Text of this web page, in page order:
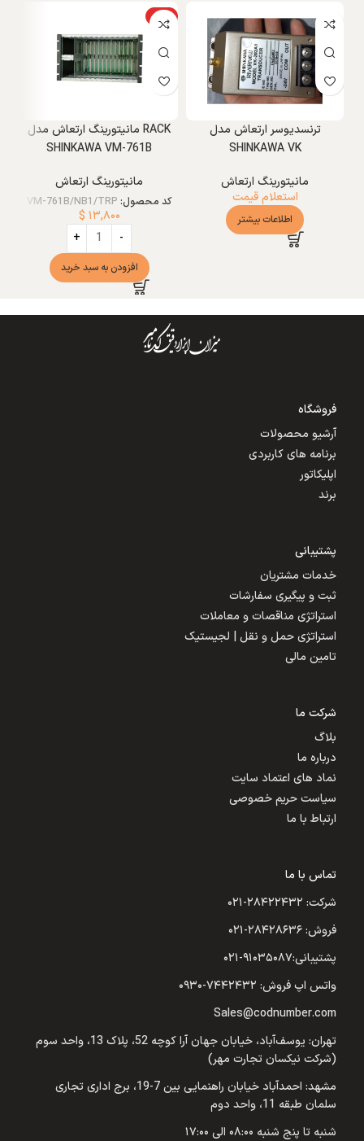
ترنسدیوسر ارتعاش مدل
SHINKAWA VK
مانیتورینگ ارتعاش
استعلام قیمت
اطلاعات بیشتر
ویژه
RACK مانیتورینگ ارتعاش مدل
SHINKAWA VM-761B
مانیتورینگ ارتعاش
کد محصول: VM-761B/NB1/TRP
$ ۱۳,۸۰۰
افزودن به سبد خرید
فروشگاه
آرشیو محصولات
برنامه های کاربردی
اپلیکاتور
برند
پشتیبانی
خدمات مشتریان
ثبت و پیگیری سفارشات
استراتژی مناقصات و معاملات
استراتژی حمل و نقل | لجیستیک
تامین مالی
شرکت ما
بلاگ
درباره ما
نماد های اعتماد سایت
سیاست حریم خصوصی
ارتباط با ما
تماس با ما
شرکت: ۲۸۴۲۲۴۳۲-۰۲۱
فروش: ۲۸۴۲۸۶۳۶-۰۲۱
پشتیبانی:۹۱۰۳۵۰۸۷-۰۲۱
واتس اپ فروش: ۷۴۴۲۴۳۲-۰۹۳۰
Sales@codnumber.com
تهران: یوسف‌آباد، خیابان جهان آرا کوچه 52، پلاک 13، واحد سوم
(شرکت نیکسان تجارت مهر)
مشهد: احمدآباد خیابان راهنمایی بین 7-19، برج اداری تجاری
سلمان طبقه 11، واحد دوم
شنبه تا پنج شنبه ۰۸:۰۰ الی ۱۷:۰۰